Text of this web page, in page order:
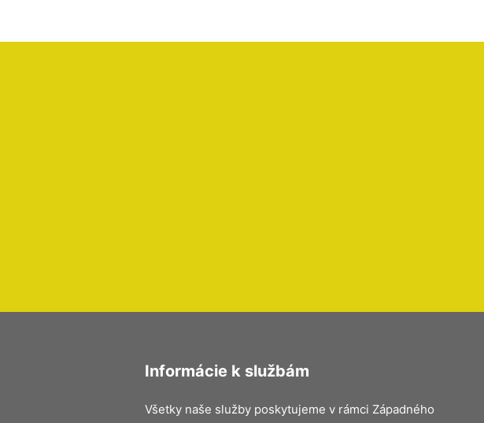
Informácie k službám
Všetky naše služby poskytujeme v rámci Západného